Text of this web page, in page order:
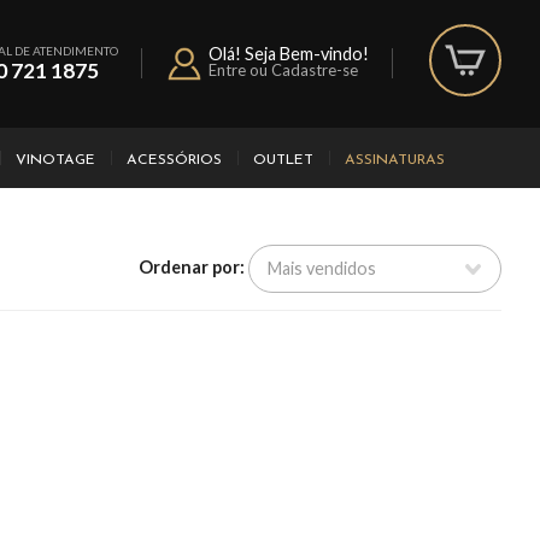
DE ATENDIMENTO
721 1875
Olá! Seja Bem-vindo!
Entre ou Cadastre-se
VINOTAGE ACESSÓRIOS OUTLET ASSINATURAS
Ordenar por: